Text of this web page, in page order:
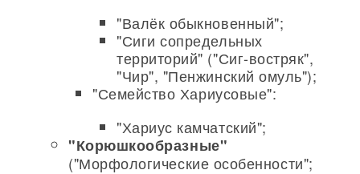
"Валёк обыкновенный";
"Сиги сопредельных
территорий" ("Сиг-востряк",
"Чир", "Пенжинский омуль");
"Семейство Хариусовые":
"Хариус камчатский";
"Корюшкообразные"
("Морфологические особенности";